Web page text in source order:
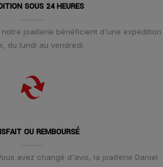
SOUS 24 HEURES
joaillerie bénéficient d'une expédition
du lundi au vendredi.
OU REMBOURSÉ
avez changé d'avis, la joaillerie Daniel